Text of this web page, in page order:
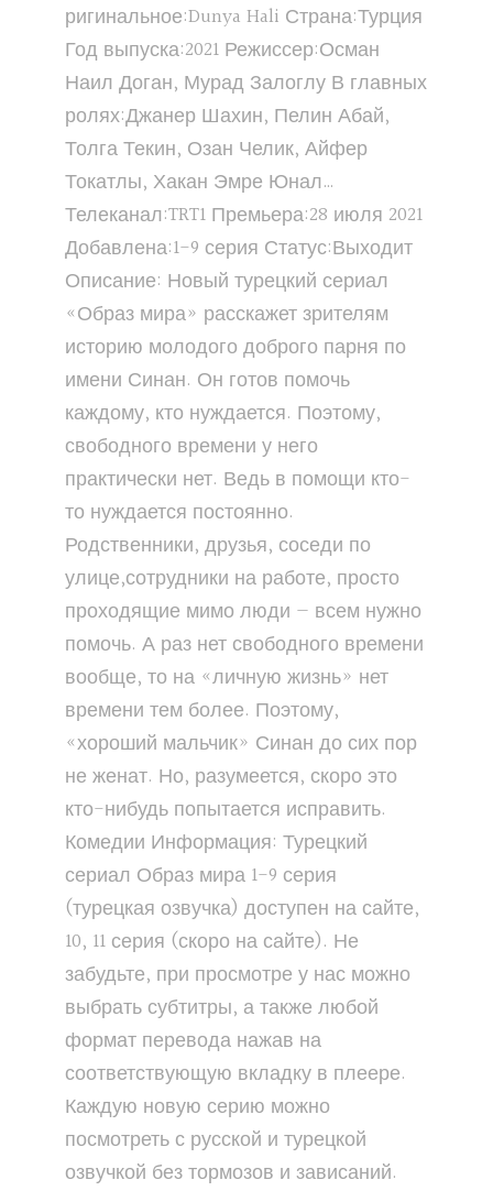
ригинальное:Dunya Hali Страна:Турция
Год выпуска:2021 Режиссер:Осман
Наил Доган, Мурад Залоглу В главных
ролях:Джанер Шахин, Пелин Абай,
Толга Текин, Озан Челик, Айфер
Токатлы, Хакан Эмре Юнал…
Телеканал:TRT1 Премьера:28 июля 2021
Добавлена:1-9 серия Статус:Выходит
Описание: Новый турецкий сериал
«Образ мира» расскажет зрителям
историю молодого доброго парня по
имени Синан. Он готов помочь
каждому, кто нуждается. Поэтому,
свободного времени у него
практически нет. Ведь в помощи кто-
то нуждается постоянно.
Родственники, друзья, соседи по
улице,сотрудники на работе, просто
проходящие мимо люди — всем нужно
помочь. А раз нет свободного времени
вообще, то на «личную жизнь» нет
времени тем более. Поэтому,
«хороший мальчик» Синан до сих пор
не женат. Но, разумеется, скоро это
кто-нибудь попытается исправить.
Комедии Информация: Турецкий
сериал Образ мира 1-9 серия
(турецкая озвучка) доступен на сайте,
10, 11 серия (скоро на сайте). Не
забудьте, при просмотре у нас можно
выбрать субтитры, а также любой
формат перевода нажав на
соответствующую вкладку в плеере.
Каждую новую серию можно
посмотреть с русской и турецкой
озвучкой без тормозов и зависаний.